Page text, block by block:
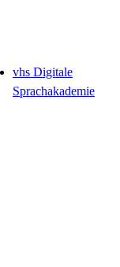
vhs Digitale
Sprachakademie